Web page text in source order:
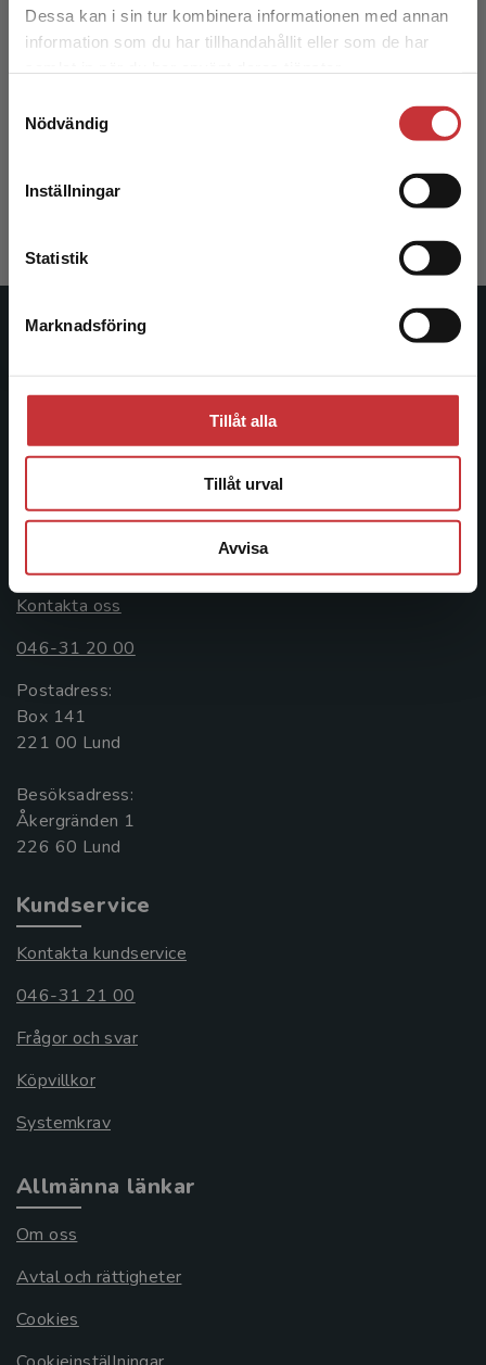
Dessa kan i sin tur kombinera informationen med annan
information som du har tillhandahållit eller som de har
Nödvändig
Inställningar
Statistik
Marknadsföring
Tillåt alla
Tillåt urval
Avvisa
Det verkar som att du besöker
studentlitteratur.se via en enhet utanför Sverige.
Vi erbjuder inte leveranser utanför Sverige. För
att kunna slutföra ett köp måste
390 kr
Studentlitteratur
Studentlitteratur grundades 1963 och är idag Sveriges
ledande utbildningsförlag. Med läromedel, kurslitteratur,
facklitteratur, utbildningar och digitala
längs hela kunskapsresan.
Kontakta oss
046-31 20 00
Postadress:
Box 141
221 00 Lund
Besöksadress:
Åkergränden 1
Kundservice
Kontakta kundservice
046-31 21 00
Frågor och svar
Köpvillkor
Systemkrav
Allmänna länkar
Om oss
Avtal och rättigheter
Cookies